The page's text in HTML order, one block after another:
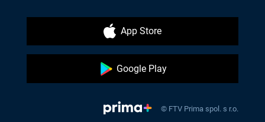
App Store
Google Play
© FTV Prima spol. s r.o.